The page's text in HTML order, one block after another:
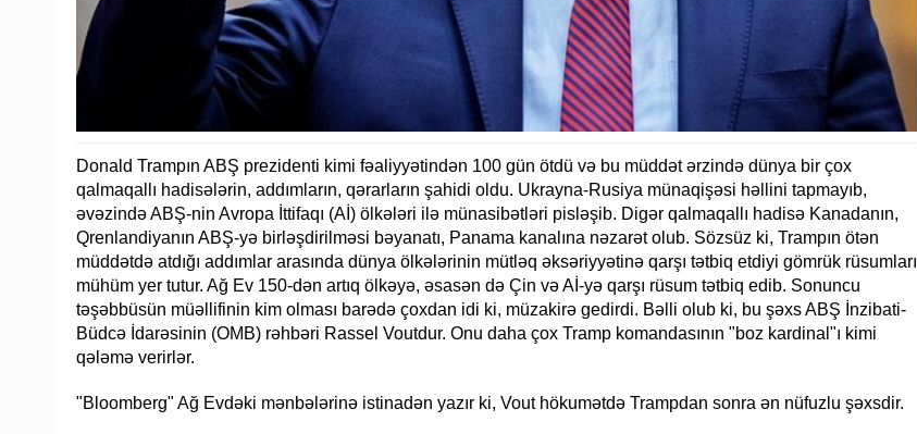
Donald Trampın ABŞ prezidenti kimi fəaliyyətindən 100 gün ötdü və bu müddət ərzində dünya bir çox
qalmaqallı hadisələrin, addımların, qərarların şahidi oldu. Ukrayna-Rusiya münaqişəsi həllini tapmayıb,
əvəzində ABŞ-nin Avropa İttifaqı (Aİ) ölkələri ilə münasibətləri pisləşib. Digər qalmaqallı hadisə Kanadanın,
Qrenlandiyanın ABŞ-yə birləşdirilməsi bəyanatı, Panama kanalına nəzarət olub. Sözsüz ki, Trampın ötən
müddətdə atdığı addımlar arasında dünya ölkələrinin mütləq əksəriyyətinə qarşı tətbiq etdiyi gömrük rüsumları
mühüm yer tutur. Ağ Ev 150-dən artıq ölkəyə, əsasən də Çin və Aİ-yə qarşı rüsum tətbiq edib. Sonuncu
təşəbbüsün müəllifinin kim olması barədə çoxdan idi ki, müzakirə gedirdi. Bəlli olub ki, bu şəxs ABŞ İnzibati-
Büdcə İdarəsinin (OMB) rəhbəri Rassel Voutdur. Onu daha çox Tramp komandasının "boz kardinal"ı kimi
qələmə verirlər.
"Bloomberg" Ağ Evdəki mənbələrinə istinadən yazır ki, Vout hökumətdə Trampdan sonra ən nüfuzlu şəxsdir.